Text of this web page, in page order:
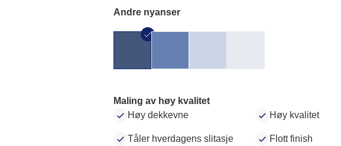
Andre nyanser
Maling av høy kvalitet
Høy dekkevne
Høy kvalitet
Tåler hverdagens slitasje Flott finish